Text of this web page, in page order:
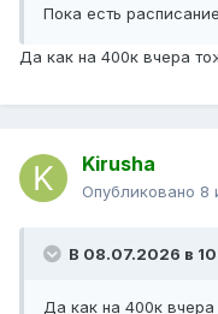
Пока есть
Да как на 400к вчера
Kirusha
Опубликовано 8
В 08.07.2026 в
Да как на 400к